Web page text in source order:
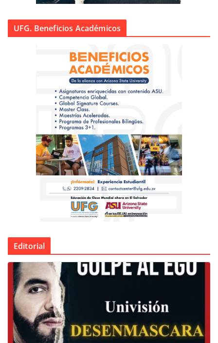
UFG. Beneficios Académicos
Editorial